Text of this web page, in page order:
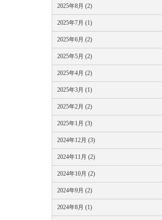
2025年8月 (2)
2025年7月 (1)
2025年6月 (2)
2025年5月 (2)
2025年4月 (2)
2025年3月 (1)
2025年2月 (2)
2025年1月 (3)
2024年12月 (3)
2024年11月 (2)
2024年10月 (2)
2024年9月 (2)
2024年8月 (1)